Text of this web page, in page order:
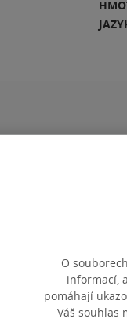
O
informací,
pomáhají
Váš souhlas